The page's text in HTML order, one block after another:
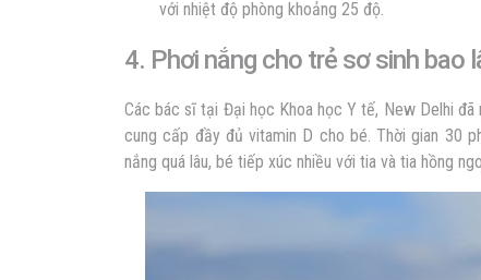
với nhiệt độ phòng khoảng 25 độ.
4. Phơi nắng cho trẻ sơ sinh bao
Các bác sĩ tại Đại học Khoa học Y tế, New Delhi
cung cấp đầy đủ vitamin D cho bé. Thời gian 30
nắng quá lâu, bé tiếp xúc nhiều với tia và tia hồng